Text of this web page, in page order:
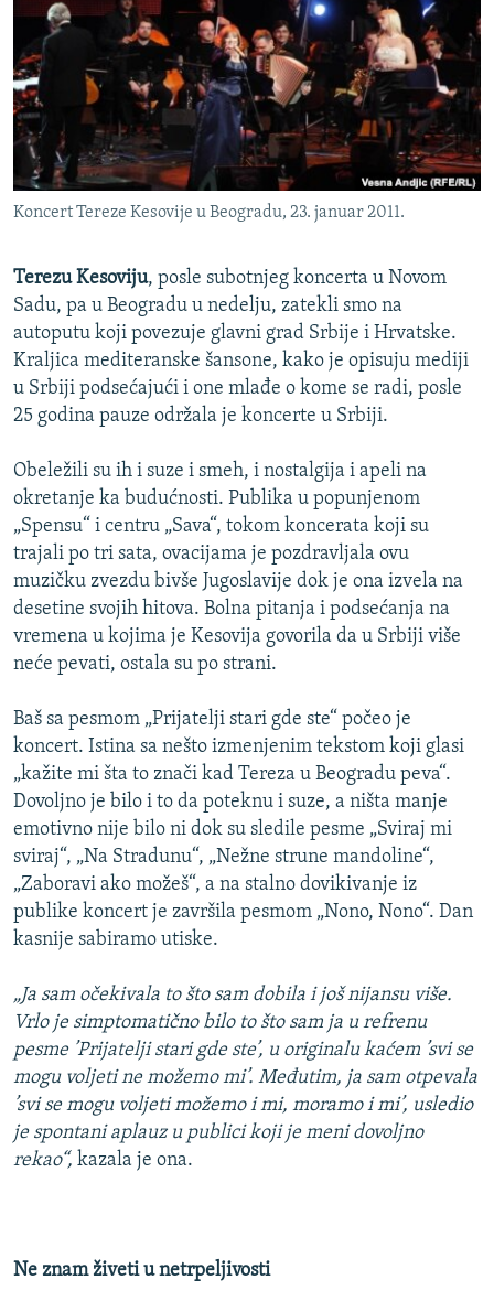
ISPRIČAJ MI
DNEVNO@RSE
SPECIJALI RSE
VIŠE OD NASLOVA
GENOCID U SREBRENICI
POPLAVE I KLIZIŠTA U BIH 2024.
POST SCRIPTUM
MOJA EVROPA
TRI DECENIJE OD RATA U BIH
SVE KARTE DEJTONA
NASTANAK I RASPAD JUGOSLAVIJE
PRATITE NAS
Sve RFE/RL stranice
Koncert Tereze Kesovije u Beogradu, 23. januar 2011.
Terezu Kesoviju, posle subotnjeg koncerta u Novom
Sadu, pa u Beogradu u nedelju, zatekli smo na
autoputu koji povezuje glavni grad Srbije i Hrvatske.
Kraljica mediteranske šansone, kako je opisuju mediji
u Srbiji podsećajući i one mlađe o kome se radi, posle
25 godina pauze održala je koncerte u Srbiji.
Obeležili su ih i suze i smeh, i nostalgija i apeli na
okretanje ka budućnosti. Publika u popunjenom
„Spensu“ i centru „Sava“, tokom koncerata koji su
trajali po tri sata, ovacijama je pozdravljala ovu
muzičku zvezdu bivše Jugoslavije dok je ona izvela na
desetine svojih hitova. Bolna pitanja i podsećanja na
vremena u kojima je Kesovija govorila da u Srbiji više
neće pevati, ostala su po strani.
Baš sa pesmom „Prijatelji stari gde ste“ počeo je
koncert. Istina sa nešto izmenjenim tekstom koji glasi
„kažite mi šta to znači kad Tereza u Beogradu peva“.
Dovoljno je bilo i to da poteknu i suze, a ništa manje
emotivno nije bilo ni dok su sledile pesme „Sviraj mi
sviraj“, „Na Stradunu“, „Nežne strune mandoline“,
„Zaboravi ako možeš“, a na stalno dovikivanje iz
publike koncert je završila pesmom „Nono, Nono“. Dan
kasnije sabiramo utiske.
„Ja sam očekivala to što sam dobila i još nijansu više.
Vrlo je simptomatično bilo to što sam ja u refrenu
pesme ’Prijatelji stari gde ste’, u originalu kaćem ’svi se
mogu voljeti ne možemo mi’. Međutim, ja sam otpevala
’svi se mogu voljeti možemo i mi, moramo i mi’, usledio
je spontani aplauz u publici koji je meni dovoljno
rekao“, kazala je ona.
Ne znam živeti u netrpeljivosti